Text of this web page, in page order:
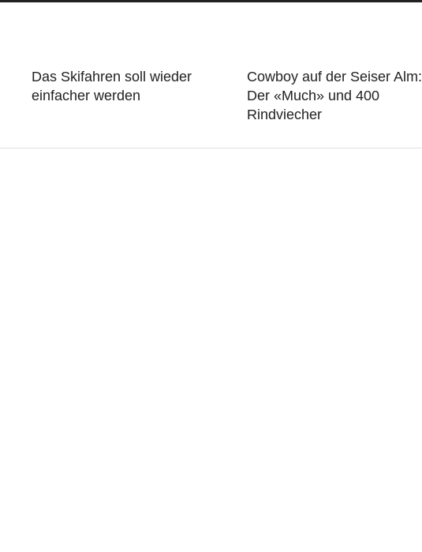
Das Skifahren soll wieder
einfacher werden
Cowboy auf der Seiser Alm:
Der «Much» und 400
Rindviecher